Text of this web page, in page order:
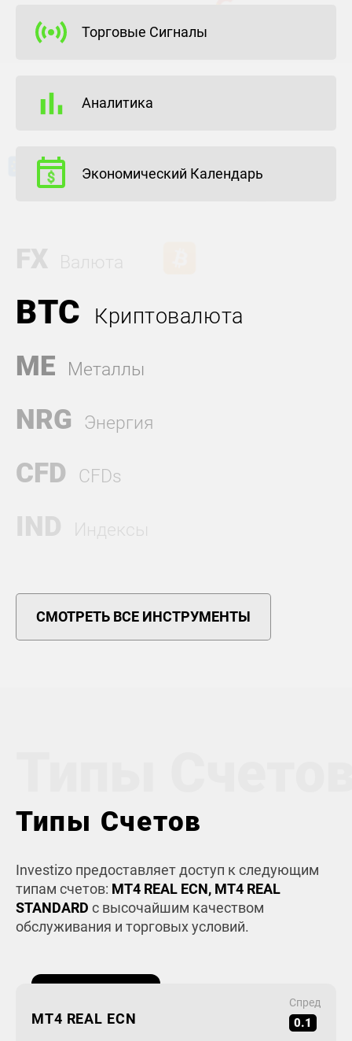
Торговые Сигналы
Аналитика
Экономический Календарь
FX Валюта
BTC Криптовалюта
ME Металлы
NRG Энергия
CFD CFDs
IND Индексы
СМОТРЕТЬ ВСЕ ИНСТРУМЕНТЫ
Типы Cчетов
Investizo предоставляет доступ к следующим
типам счетов: MT4 REAL ECN, MT4 REAL
STANDARD с высочайшим качеством
обслуживания и торговых условий.
MT4 REAL ECN
Спред
0.1